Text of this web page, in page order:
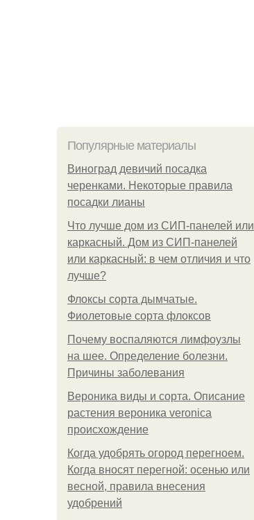
Популярные материалы
Виноград девичий посадка
черенками. Некоторые правила
посадки лианы
Что лучше дом из СИП-панелей или
каркасный. Дом из СИП-панелей
или каркасный: в чем отличия и что
лучше?
Флоксы сорта дымчатые.
Фиолетовые сорта флоксов
Почему воспаляются лимфоузлы
на шее. Определение болезни.
Причины заболевания
Вероника виды и сорта. Описание
растения вероника veronica
происхождение
Когда удобрять огород перегноем.
Когда вносят перегной: осенью или
весной, правила внесения
удобрений